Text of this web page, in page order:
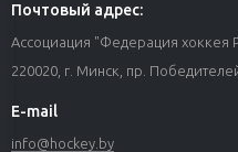
Почтовый адрес:
Ассоциация "Федерация хоккея
220020, г. Минск, пр.
E-mail
info@hockey.by